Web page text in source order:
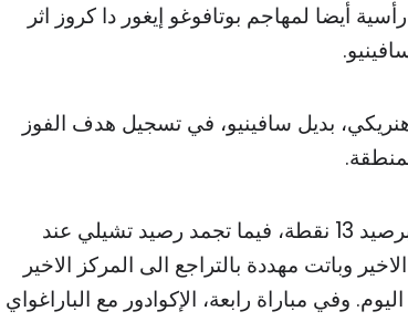
أيضا لمهاجم بوتافوغو إيغور دا كروز اثر
هنريكي، بديل سافينيو، في تسجيل هدف الفوز
وصعدت البرازيل الى المركز الرابع برصيد 13 نقطة، فيما تجمد رصيد تشيلي عند
وباتت مهددة بالتراجع الى المركز الاخير
وفي مباراة رابعة، الإكوادور مع الباراغواي